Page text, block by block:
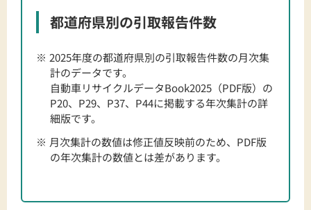
都道府県別の引取報告件数
2025年度の都道府県別の引取報告件数の月次集
計のデータです。
自動車リサイクルデータBook2025（PDF版）の
P20、P29、P37、P44に掲載する年次集計の詳
細版です。
月次集計の数値は修正値反映前のため、PDF版
の年次集計の数値とは差があります。